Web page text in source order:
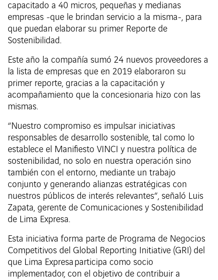
capacitado a 40 micros, pequeñas y medianas
empresas -que le brindan servicio a la misma-, para
que puedan elaborar su primer Reporte de
Sostenibilidad.
Este año la compañía sumó 24 nuevos proveedores a
la lista de empresas que en 2019 elaboraron su
primer reporte, gracias a la capacitación y
acompañamiento que la concesionaria hizo con las
mismas.
“Nuestro compromiso es impulsar iniciativas
responsables de desarrollo sostenible, tal como lo
establece el Manifiesto VINCI y nuestra política de
sostenibilidad, no solo en nuestra operación sino
también con el entorno, mediante un trabajo
conjunto y generando alianzas estratégicas con
nuestros públicos de interés relevantes”, señaló Luis
Zapata, gerente de Comunicaciones y Sostenibilidad
de Lima Expresa.
Esta iniciativa forma parte de Programa de Negocios
Competitivos del Global Reporting Initiative (GRI) del
que Lima Expresa participa como socio
implementador, con el objetivo de contribuir a